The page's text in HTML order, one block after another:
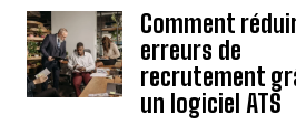
Comment
erreurs de
recrutement
un logiciel ATS